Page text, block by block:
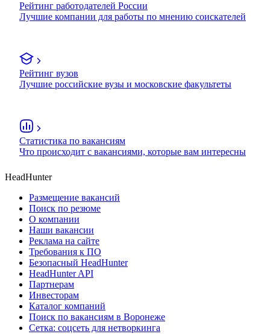
Рейтинг работодателей России
Лучшие компании для работы по мнению соискателей
Рейтинг вузов
Лучшие российские вузы и московские факультеты
Статистика по вакансиям
Что происходит с вакансиями, которые вам интересны
HeadHunter
Размещение вакансий
Поиск по резюме
О компании
Наши вакансии
Реклама на сайте
Требования к ПО
Безопасный HeadHunter
HeadHunter API
Партнерам
Инвесторам
Каталог компаний
Поиск по вакансиям в Воронеже
Сетка: соцсеть для нетворкинга